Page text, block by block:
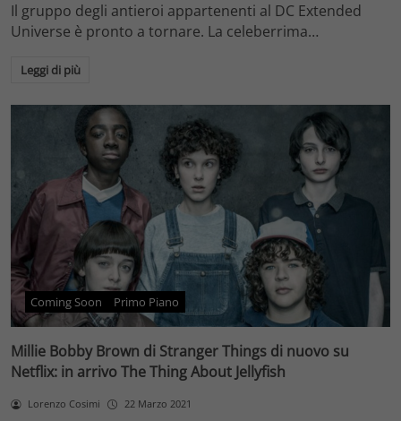
Il gruppo degli antieroi appartenenti al DC Extended
Universe è pronto a tornare. La celeberrima…
Leggi di più
Coming Soon Primo Piano
Millie Bobby Brown di Stranger Things di nuovo su
Netflix: in arrivo The Thing About Jellyfish
Lorenzo Cosimi 22 Marzo 2021